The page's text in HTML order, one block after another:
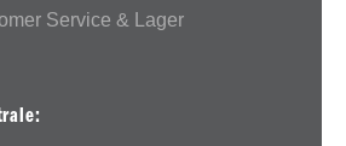
Service & Lager